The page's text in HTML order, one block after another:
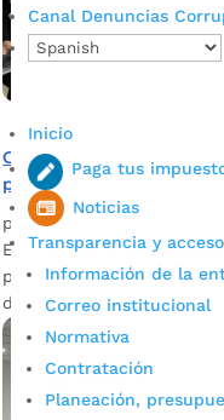
Canal Denuncias
Inicio
Paga tus
Noticias
Transparencia y
Información de la
Correo institucional
Normativa
Contratación
Planeación,
Cárceles concesionadas
plata su detención:
porPilar Mejía
En las próximas semanas
presentará una
de tener cárceles